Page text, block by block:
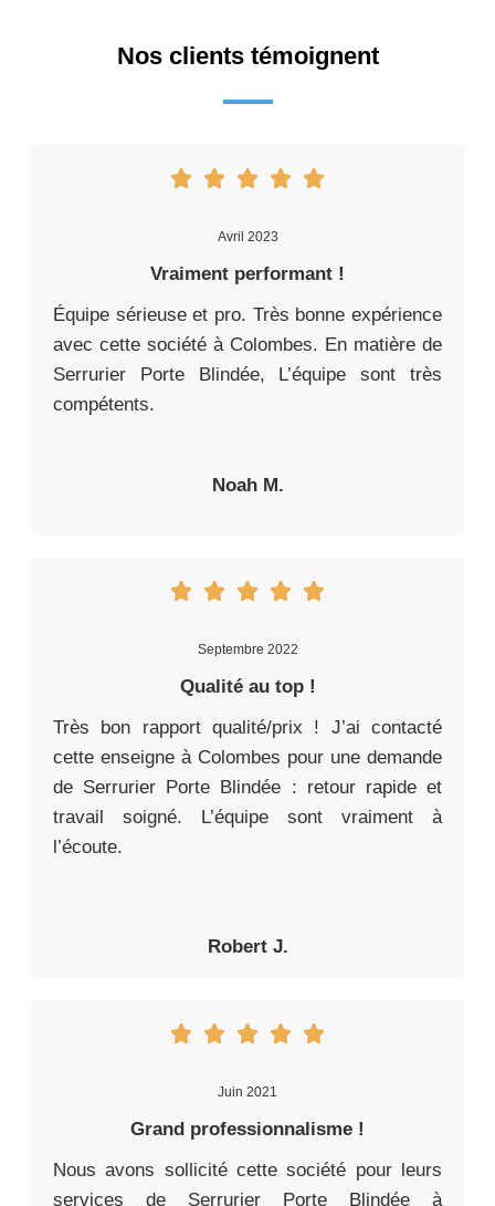
Nos clients témoignent
Avril 2023
Vraiment performant !
Équipe sérieuse et pro. Très bonne expérience
avec cette société à Colombes. En matière de
Serrurier Porte Blindée, L’équipe sont très
compétents.
Noah M.
Septembre 2022
Qualité au top !
Très bon rapport qualité/prix ! J’ai contacté
cette enseigne à Colombes pour une demande
de Serrurier Porte Blindée : retour rapide et
travail soigné. L’équipe sont vraiment à
l’écoute.
Robert J.
Juin 2021
Grand professionnalisme !
Nous avons sollicité cette société pour leurs
services de Serrurier Porte Blindée à